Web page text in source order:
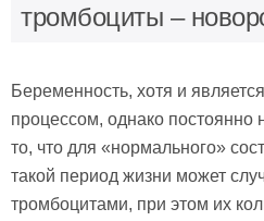
тромбоциты –
Беременность, хотя и
процессом, однако постоянно
то, что для «нормального»
такой период жизни может
тромбоцитами, при этом их